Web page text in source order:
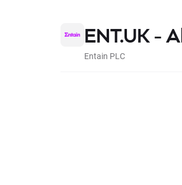
ENT.UK -
Entain PLC